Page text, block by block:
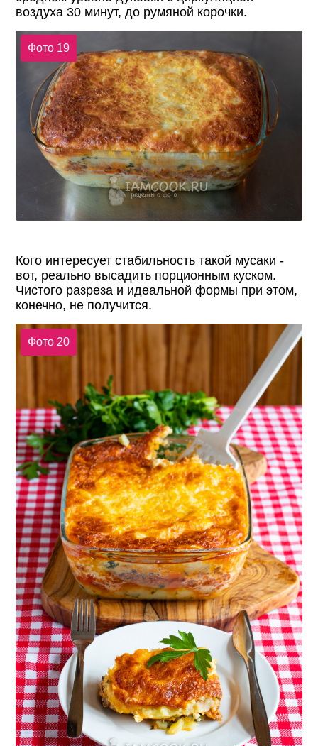
воздуха 30 минут, до румяной корочки.
Фото 19
Кого интересует стабильность такой мусаки -
вот, реально высадить порционным куском.
Чистого разреза и идеальной формы при этом,
конечно, не получится.
Фото 20